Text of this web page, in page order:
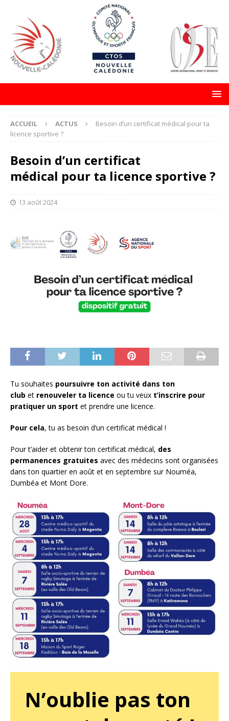
ACCUEIL ACTUS
Besoin d’un certificat médical pour ta
licence sportive ?
Besoin d’un certificat
médical pour ta licence sportive ?
13 août 2024
Tu souhaites poursuivre ton activité dans ton
club et renouveler ta licence ou tu veux t’inscrire pour
pratiquer un sport et prendre une licence.
Pour cela, tu as besoin d’un certificat médical !
Pour t’aider et obtenir ton certificat médical, des
permanences gratuites avec des médecins sont organisées
dans ton quartier en août et en septembre sur Nouméa,
Dumbéa et Mont Dore.
N’oublie pas ton